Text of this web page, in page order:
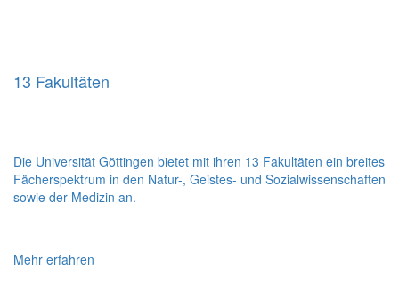
13 Fakultäten
Die Universität Göttingen bietet mit ihren 13 Fakultäten ein breites
Fächerspektrum in den Natur-, Geistes- und Sozialwissenschaften
sowie der Medizin an.
Mehr erfahren